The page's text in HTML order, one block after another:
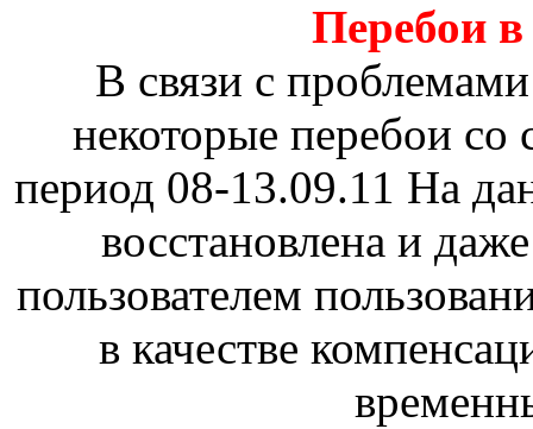
Перебои в
В связи с
некоторые перебои со
период 08-13.09.11 На
восстановлена и
пользователем
в качестве